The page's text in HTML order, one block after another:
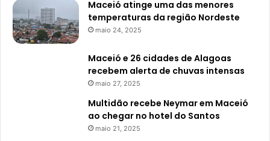
Maceió atinge uma das menores
temperaturas da região Nordeste
maio 24, 2025
Maceió e 26 cidades de Alagoas
recebem alerta de chuvas intensas
maio 27, 2025
Multidão recebe Neymar em Maceió
ao chegar no hotel do Santos
maio 21, 2025